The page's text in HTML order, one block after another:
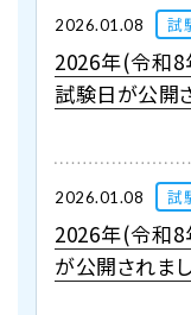
2026.01.08 試
2026年(令和
試験日が公開
2026.01.08 試
2026年(令和
が公開されま